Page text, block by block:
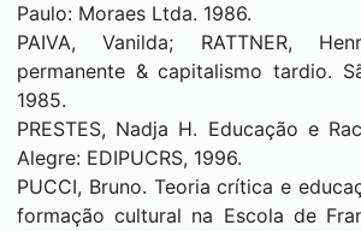
Paulo: Moraes Ltda. 1986.
PAIVA, Vanilda; RATTNER,
permanente & capitalismo tardio.
1985.
PRESTES, Nadja H. Educação e
Alegre: EDIPUCRS, 1996.
PUCCI, Bruno. Teoria crítica e
formação cultural na Escola de